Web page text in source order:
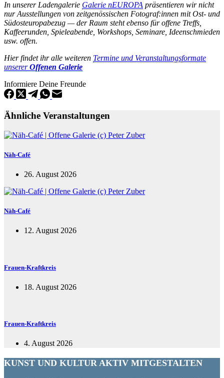
In unserer Ladengalerie Galerie nEUROPA präsentieren wir nicht
nur Ausstellungen von zeitgenössischen Fotograf:innen mit Ost- und
Südosteuropabezug — der Raum steht ebenso für offene Treffs,
Kaffeerunden, Spieleabende, Workshops, Seminare, Ideenschmieden
usw. offen.
Hier findet ihr alle weiteren Termine und Veranstaltungsformate
unsererOffenen Galerie
Informiere Deine Freunde
Ähnliche Veranstaltungen
Näh-Café
26. August 2026
Näh-Café
12. August 2026
Frauen-Kraftkreis
18. August 2026
Frauen-Kraftkreis
4. August 2026
KUNST UND KULTUR AKTIV MITGESTALTEN